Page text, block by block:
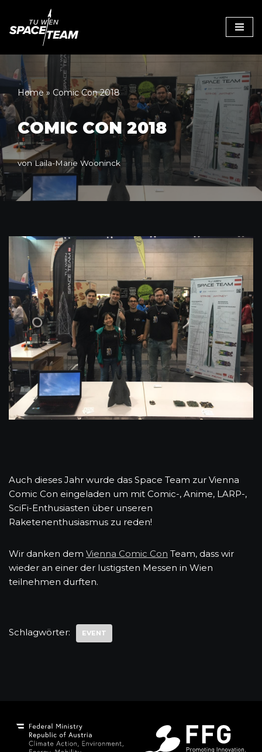
Zum
Home» Comic Con 2018
COMIC CON 2018
vonLaila-Marie Wooninck
Auch dieses Jahr wurde das Space Team zur Vienna
Comic Con eingeladen um mit Comic-, Anime, LARP-,
SciFi-Enthusiasten über unseren
Raketenenthusiasmus zu reden!
Wir danken dem Vienna Comic Con Team, dass wir
wieder an einer der lustigsten Messen in Wien
teilnehmen durften.
Schlagwörter: EVENT